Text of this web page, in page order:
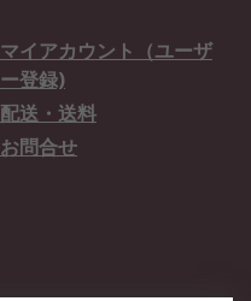
マイアカウント（ユーザ
ー登録)
配送・送料
お問合せ